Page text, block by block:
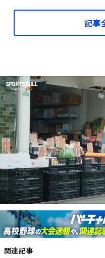
記事
関連記事